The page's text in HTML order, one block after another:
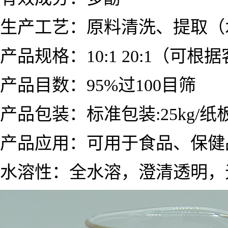
生产工艺：原料清洗、提取
产品规格：10:1 20:1（可根
产品目数：95%过100目筛
产品包装：标准包装:25kg/纸
产品应用： 可用于食品、保
水溶性：全水溶，澄清透明